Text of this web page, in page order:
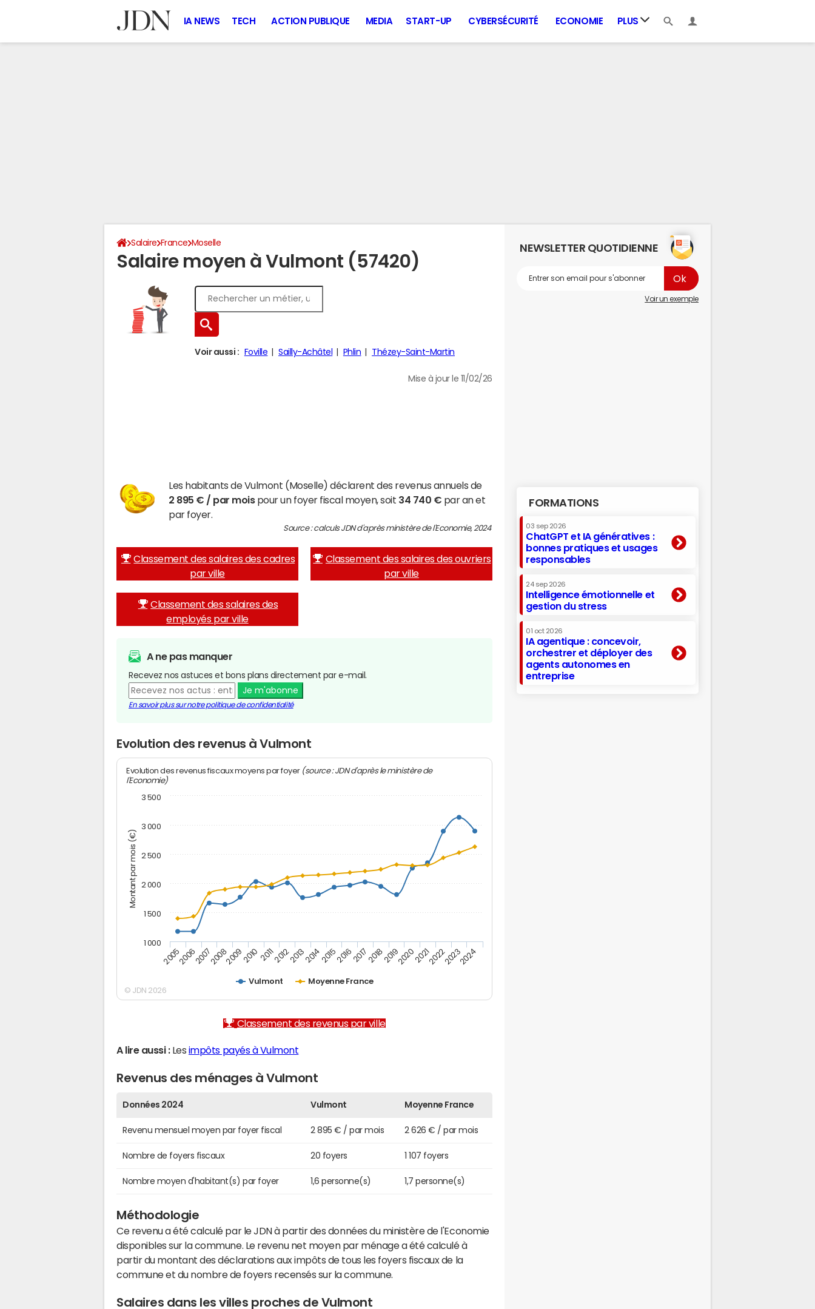
IA NEWS TECH ACTION PUBLIQUE MEDIA START-UP CYBERSÉCURITÉ ECONOMIE PLUS
Salaire France Moselle
Salaire moyen à Vulmont (57420)
Voir aussi : Foville Sailly-Achâtel Phlin Thézey-Saint-Martin
Mise à jour le 11/02/26
Les habitants de Vulmont (Moselle) déclarent des revenus annuels de
2 895 € / par moispour un foyer fiscal moyen, soit 34 740 € par an et
par foyer.
Source : calculs JDN d'après ministère de l'Economie, 2024
Classement des salaires des cadres
par ville
Classement des salaires des ouvriers
par ville
Classement des salaires des
employés par ville
A ne pas manquer
Recevez nos astuces et bons plans directement par e-mail.
Je m'abonne
En savoir plus sur notre politique de confidentialité
Evolution des revenus à Vulmont
Montant par mois (€)
Evolution des revenus fiscaux moyens par foyer (source : JDN d'après le ministère de
l'Economie)
Vulmont Moyenne France
200520062007200820092010 20112012201320142015201620172018201920202021202220232024
1 000
1 500
2 000
2 500
3 000
3 500
© JDN 2026
Classement des revenus par ville
A lire aussi :Les impôts payés à Vulmont
Revenus des ménages à Vulmont
Données 2024 Vulmont Moyenne France
Revenu mensuel moyen par foyer fiscal 2 895 € / par mois 2 626 € / par mois
Nombre de foyers fiscaux 20 foyers 1 107 foyers
Nombre moyen d'habitant(s) par foyer 1,6 personne(s) 1,7 personne(s)
Méthodologie
Ce revenu a été calculé par le JDN à partir des données du ministère de l'Economie
disponibles sur la commune. Le revenu net moyen par ménage a été calculé à
partir du montant des déclarations aux impôts de tous les foyers fiscaux de la
commune et du nombre de foyers recensés sur la commune.
Salaires dans les villes proches de Vulmont
NEWSLETTER QUOTIDIENNE
Voir un exemple
FORMATIONS
03 sep 2026
ChatGPT et IA génératives :
bonnes pratiques et usages
responsables
24 sep 2026
Intelligence émotionnelle et
gestion du stress
01 oct 2026
IA agentique : concevoir,
orchestrer et déployer des
agents autonomes en
entreprise